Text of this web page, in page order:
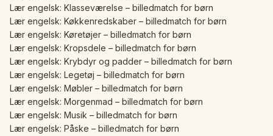
Lær engelsk: Klasseværelse – billedmatch for børn
Lær engelsk: Køkkenredskaber – billedmatch for børn
Lær engelsk: Køretøjer – billedmatch for børn
Lær engelsk: Kropsdele – billedmatch for børn
Lær engelsk: Krybdyr og padder – billedmatch for børn
Lær engelsk: Legetøj – billedmatch for børn
Lær engelsk: Møbler – billedmatch for børn
Lær engelsk: Morgenmad – billedmatch for børn
Lær engelsk: Musik – billedmatch for børn
Lær engelsk: Påske – billedmatch for børn